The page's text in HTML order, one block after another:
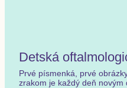
Detská
Prvé písmenká, prvé
zrakom je každý deň novým